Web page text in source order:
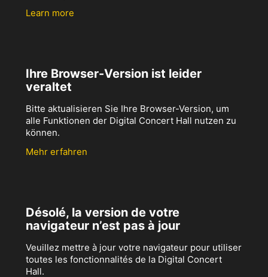
Learn more
Ihre Browser-Version ist leider
veraltet
Bitte aktualisieren Sie Ihre Browser-Version, um
alle Funktionen der Digital Concert Hall nutzen zu
können.
Mehr erfahren
Désolé, la version de votre
navigateur n’est pas à jour
Veuillez mettre à jour votre navigateur pour utiliser
toutes les fonctionnalités de la Digital Concert
Hall.